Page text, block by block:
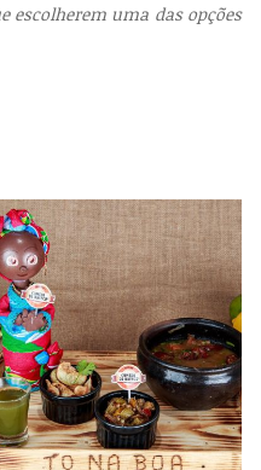
escolherem uma das opções